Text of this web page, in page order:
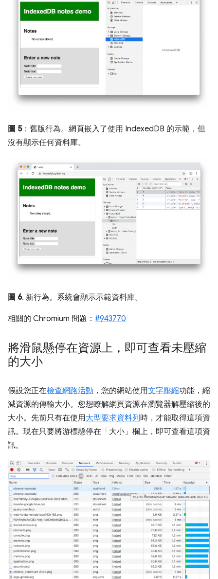
圖 5：舊版行為。網頁嵌入了使用 IndexedDB 的示範，但
沒有顯示任何資料庫。
圖 6. 新行為。系統會顯示示範資料庫。
相關的 Chromium 問題： #943770
將滑鼠懸停在資源上，即可查看未壓縮
的大小
假設您正在檢查網路活動 ，您的網站使用文字壓縮功能，縮
減資源的傳輸大小。您想瞭解網頁資源在瀏覽器解壓縮後的
大小。先前只有在使用大型要求資料列時，才能取得這項資
訊。現在只要將游標懸停在「大小」 欄上，即可查看這項資
訊。